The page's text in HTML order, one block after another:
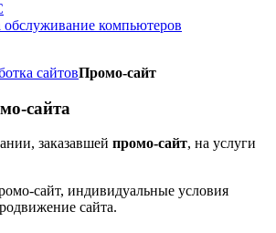
компьютеров
сайтовПромо-сайт
сайта
заказавшей промо-сайт, на услуги
сайт, индивидуальные условия
сайта.